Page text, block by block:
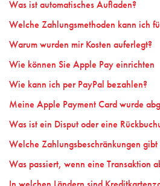
Was ist automatisches Aufladen?
Welche Zahlungsmethoden kann ich
Warum wurden mir Kosten auferlegt?
Wie können Sie Apple Pay einrichten
Wie kann ich per PayPal bezahlen?
Meine Apple Payment Card wurde
Was ist ein Disput oder eine
Welche Zahlungsbeschränkungen gibt
Was passiert, wenn eine Transaktion